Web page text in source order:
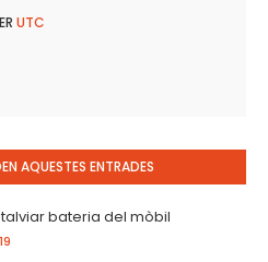
UTC
AQUESTES ENTRADES
bateria del mòbil